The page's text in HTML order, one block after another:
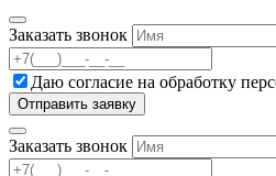
Заказать звонок
Даю согласие на обработку
Заказать звонок